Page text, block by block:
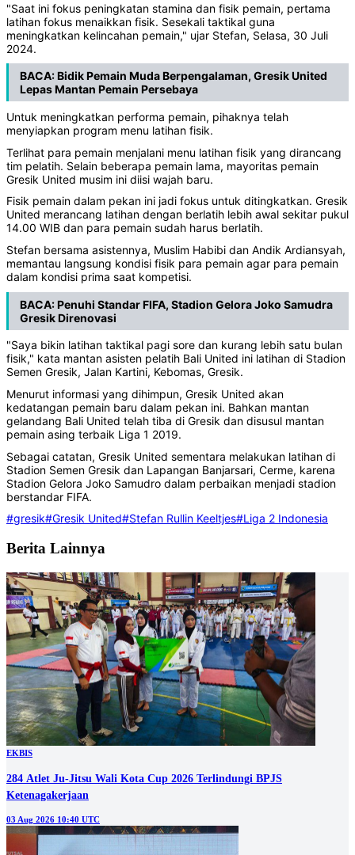
"Saat ini fokus peningkatan stamina dan fisik pemain, pertama
latihan fokus menaikkan fisik. Sesekali taktikal guna
meningkatkan kelincahan pemain," ujar Stefan, Selasa, 30 Juli
2024.
BACA:Bidik Pemain Muda Berpengalaman, Gresik United
Lepas Mantan Pemain Persebaya
Untuk meningkatkan performa pemain, pihaknya telah
menyiapkan program menu latihan fisik.
Terlihat para pemain menjalani menu latihan fisik yang dirancang
tim pelatih. Selain beberapa pemain lama, mayoritas pemain
Gresik United musim ini diisi wajah baru.
Fisik pemain dalam pekan ini jadi fokus untuk ditingkatkan. Gresik
United merancang latihan dengan berlatih lebih awal sekitar pukul
14.00 WIB dan para pemain sudah harus berlatih.
Stefan bersama asistennya, Muslim Habibi dan Andik Ardiansyah,
memantau langsung kondisi fisik para pemain agar para pemain
dalam kondisi prima saat kompetisi.
BACA:Penuhi Standar FIFA, Stadion Gelora Joko Samudra
Gresik Direnovasi
"Saya bikin latihan taktikal pagi sore dan kurang lebih satu bulan
fisik," kata mantan asisten pelatih Bali United ini latihan di Stadion
Semen Gresik, Jalan Kartini, Kebomas, Gresik.
Menurut informasi yang dihimpun, Gresik United akan
kedatangan pemain baru dalam pekan ini. Bahkan mantan
gelandang Bali United telah tiba di Gresik dan disusul mantan
pemain asing terbaik Liga 1 2019.
Sebagai catatan, Gresik United sementara melakukan latihan di
Stadion Semen Gresik dan Lapangan Banjarsari, Cerme, karena
Stadion Gelora Joko Samudro dalam perbaikan menjadi stadion
berstandar FIFA.
#gresik#Gresik United#Stefan Rullin Keeltjes#Liga 2 Indonesia
Berita Lainnya
EKBIS
284 Atlet Ju-Jitsu Wali Kota Cup 2026 Terlindungi BPJS
Ketenagakerjaan
03 Aug 2026 10:40 UTC